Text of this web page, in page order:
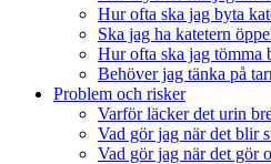
Hur ofta ska jag byta
Ska jag ha katetern
Hur ofta ska jag tömma
Behöver jag tänka på
Problem och risker
Varför läcker det urin
Vad gör jag när det blir
Vad gör jag när det gör